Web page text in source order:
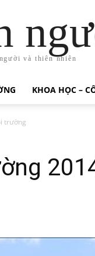
và thiên nhiên
KHOA HỌC –
trường